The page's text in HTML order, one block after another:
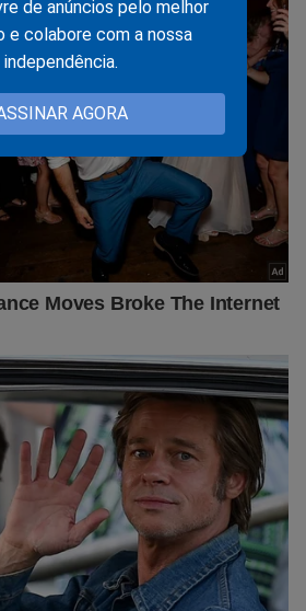
de anúncios pelo melhor
e colabore com a nossa
independência.
AGORA